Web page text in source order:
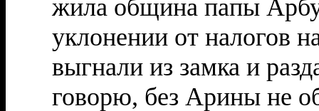
жила община папы
уклонении от налогов
выгнали из замка и
говорю, без Арины не